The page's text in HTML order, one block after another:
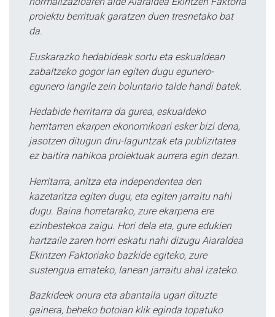
proiektu berrituak garatzen duen tresnetako bat
da.
Euskarazko hedabideak sortu eta eskualdean
zabaltzeko gogor lan egiten dugu egunero-
egunero langile zein boluntario talde handi batek.
Hedabide herritarra da gurea, eskualdeko
herritarren ekarpen ekonomikoari esker bizi dena,
jasotzen ditugun diru-laguntzak eta publizitatea
ez baitira nahikoa proiektuak aurrera egin dezan.
Herritarra, anitza eta independentea den
kazetaritza egiten dugu, eta egiten jarraitu nahi
dugu. Baina horretarako, zure ekarpena ere
ezinbestekoa zaigu. Hori dela eta, gure edukien
hartzaile zaren horri eskatu nahi dizugu Aiaraldea
Ekintzen Faktoriako bazkide egiteko, zure
sustengua emateko, lanean jarraitu ahal izateko.
Bazkideek onura eta abantaila ugari dituzte
gainera, beheko botoian klik eginda topatuko